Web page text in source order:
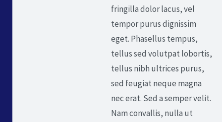
fringilla dolor lacus, vel
tempor purus dignissim
eget. Phasellus tempus,
tellus sed volutpat lobortis,
tellus nibh ultrices purus,
sed feugiat neque magna
nec erat. Sed a semper velit.
Nam convallis, nulla ut